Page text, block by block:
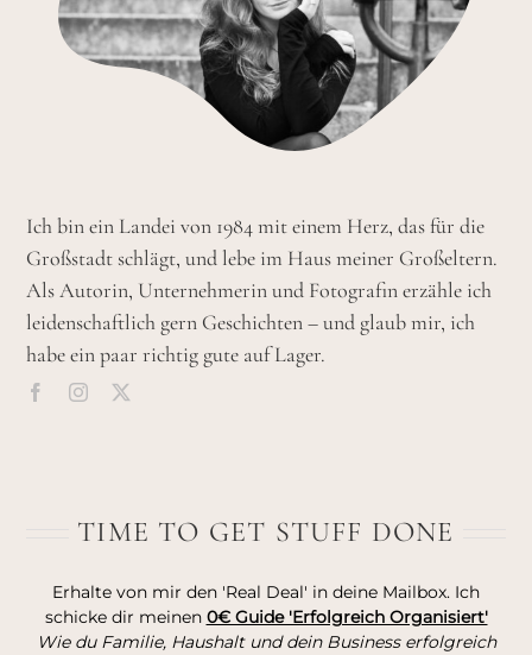
Ich bin ein Landei von 1984 mit einem Herz, das für die
Großstadt schlägt, und lebe im Haus meiner Großeltern.
Als Autorin, Unternehmerin und Fotografin erzähle ich
leidenschaftlich gern Geschichten – und glaub mir, ich
habe ein paar richtig gute auf Lager.
TIME TO GET STUFF DONE
Erhalte von mir den 'Real Deal' in deine Mailbox. Ich
schicke dir meinen 0€ Guide 'Erfolgreich Organisiert'
Wie du Familie, Haushalt und dein Business erfolgreich